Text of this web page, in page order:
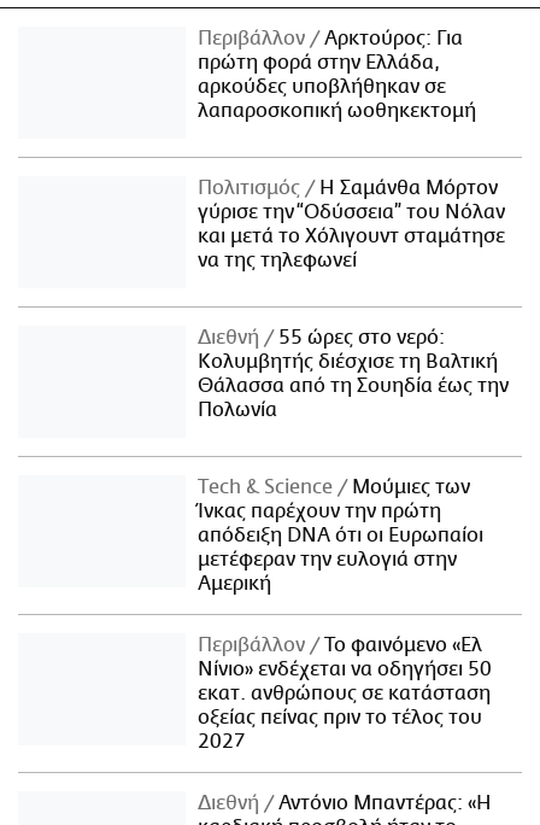
Περιβάλλον
Αρκτούρος: Για
πρώτη φορά στην Ελλάδα,
αρκούδες υποβλήθηκαν σε
λαπαροσκοπική ωοθηκεκτομή
Πολιτισμός
Η Σαμάνθα Μόρτον
γύρισε την “Οδύσσεια” του Νόλαν
και μετά το Χόλιγουντ σταμάτησε
να της τηλεφωνεί
Διεθνή
55 ώρες στο νερό:
Κολυμβητής διέσχισε τη Βαλτική
Θάλασσα από τη Σουηδία έως την
Πολωνία
Τech & Science
Μούμιες των
Ίνκας παρέχουν την πρώτη
απόδειξη DNA ότι οι Ευρωπαίοι
μετέφεραν την ευλογιά στην
Αμερική
Περιβάλλον
Το φαινόμενο «Ελ
Νίνιο» ενδέχεται να οδηγήσει 50
εκατ. ανθρώπους σε κατάσταση
οξείας πείνας πριν το τέλος του
2027
Διεθνή
Αντόνιο Μπαντέρας: «Η